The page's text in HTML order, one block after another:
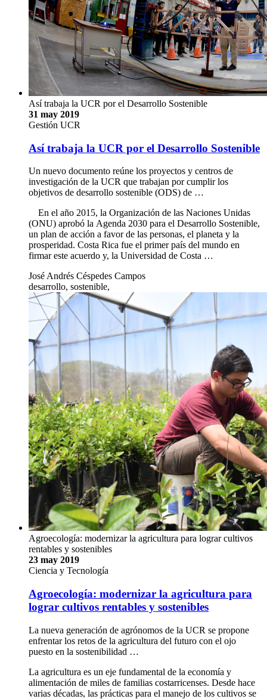
A lo largo de los años, la Semana Ambiental de la
Universidad de Costa Rica (UCR) ha sido un espacio de
propuesta y acción social que procura el cuidado del
planeta. Este año, la lucha que se planteó la Institución fue por
el aire puro. CONSULTE LA AGENDA DE LA SEMANA
…
José Andrés Céspedes Campos
Así trabaja la UCR por el Desarrollo Sostenible
31 may 2019
Gestión UCR
Así trabaja la UCR por el Desarrollo Sostenible
Un nuevo documento reúne los proyectos y centros de
investigación de la UCR que trabajan por cumplir los
objetivos de desarrollo sostenible (ODS) de …
En el año 2015, la Organización de las Naciones Unidas
(ONU) aprobó la Agenda 2030 para el Desarrollo Sostenible,
un plan de acción a favor de las personas, el planeta y la
prosperidad. Costa Rica fue el primer país del mundo en
firmar este acuerdo y, la Universidad de Costa …
José Andrés Céspedes Campos
desarrollo, sostenible,